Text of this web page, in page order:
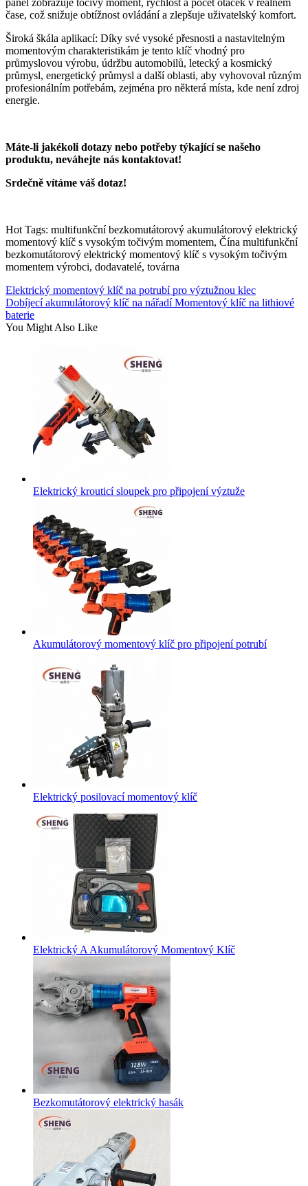
čase, což snižuje obtížnost ovládání a zlepšuje uživatelský komfort.
Široká škála aplikací: Díky své vysoké přesnosti a nastavitelným
momentovým charakteristikám je tento klíč vhodný pro
průmyslovou výrobu, údržbu automobilů, letecký a kosmický
průmysl, energetický průmysl a další oblasti, aby vyhovoval různým
profesionálním potřebám, zejména pro některá místa, kde není zdroj
energie.
Máte-li jakékoli dotazy nebo potřeby týkající se našeho
produktu, neváhejte nás kontaktovat!
Srdečně vítáme váš dotaz!
Hot Tags: multifunkční bezkomutátorový akumulátorový elektrický
momentový klíč s vysokým točivým momentem, Čína multifunkční
bezkomutátorový elektrický momentový klíč s vysokým točivým
momentem výrobci, dodavatelé, továrna
Elektrický momentový klíč na potrubí pro výztužnou klec
Dobíjecí akumulátorový klíč na nářadí Momentový klíč na lithiové
baterie
You Might Also Like
Elektrický krouticí sloupek pro připojení výztuže
Akumulátorový momentový klíč pro připojení potrubí
Elektrický posilovací momentový klíč
Elektrický A Akumulátorový Momentový Klíč
Bezkomutátorový elektrický hasák